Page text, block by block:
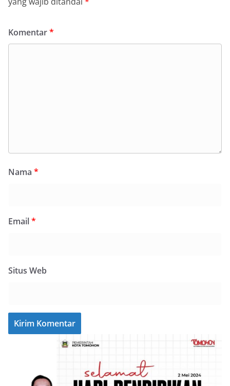
Komentar*
Nama *
Email*
Situs Web